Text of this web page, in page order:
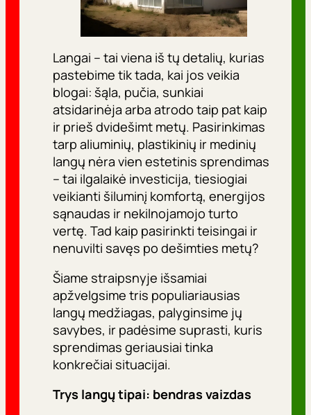
Langai – tai viena iš tų detalių, kurias
pastebime tik tada, kai jos veikia
blogai: šąla, pučia, sunkiai
atsidarinėja arba atrodo taip pat kaip
ir prieš dvidešimt metų. Pasirinkimas
tarp aliuminių, plastikinių ir medinių
langų nėra vien estetinis sprendimas
– tai ilgalaikė investicija, tiesiogiai
veikianti šiluminį komfortą, energijos
sąnaudas ir nekilnojamojo turto
vertę. Tad kaip pasirinkti teisingai ir
nenuvilti savęs po dešimties metų?
Šiame straipsnyje išsamiai
apžvelgsime tris populiariausias
langų medžiagas, palyginsime jų
savybes, ir padėsime suprasti, kuris
sprendimas geriausiai tinka
konkrečiai situacijai.
Trys langų tipai: bendras vaizdas